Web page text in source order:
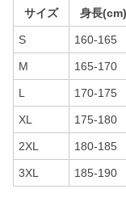
サイズ 身長(cm)
S 160-165
M 165-170
L 170-175
XL 175-180
2XL 180-185
3XL 185-190